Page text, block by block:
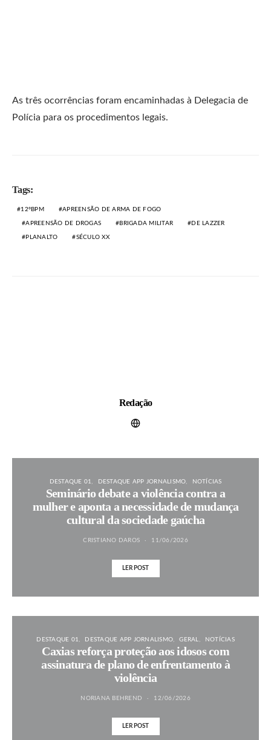
As três ocorrências foram encaminhadas à Delegacia de
Polícia para os procedimentos legais.
Tags:
12ºBPM APREENSÃO DE ARMA DE FOGO
APREENSÃO DE DROGAS BRIGADA MILITAR DE LAZZER
PLANALTO SÉCULO XX
Redação
DESTAQUE 01 DESTAQUE APP JORNALISMO NOTÍCIAS
Seminário debate a violência contra a
mulher e aponta a necessidade de mudança
cultural da sociedade gaúcha
CRISTIANO DAROS 11/06/2026
LER POST
DESTAQUE 01 DESTAQUE APP JORNALISMO GERAL NOTÍCIAS
Caxias reforça proteção aos idosos com
assinatura de plano de enfrentamento à
violência
NORIANA BEHREND 12/06/2026
LER POST